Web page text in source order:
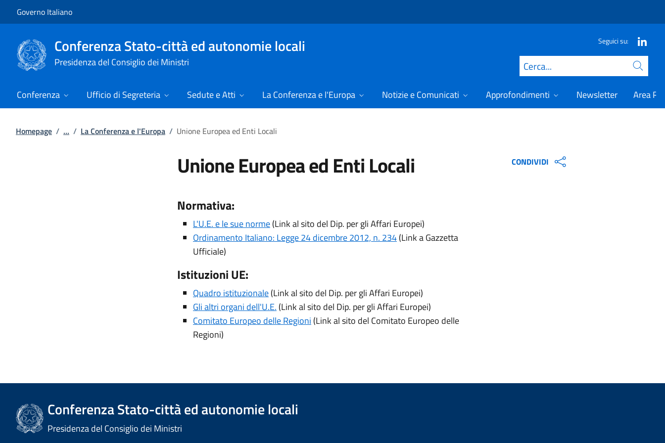
Governo Italiano
Conferenza Stato-città ed autonomie locali
Presidenza del Consiglio dei Ministri
Seguici su:
Cerca
Conferenza Ufficio di Segreteria Sedute e Atti La Conferenza e l'Europa Notizie e Comunicati Approfondimenti Newsletter Area
Homepage / ... / La Conferenza e l'Europa / Unione Europea ed Enti Locali
Unione Europea ed Enti Locali
Normativa:
L'U.E. e le sue norme(Link al sito del Dip. per gli Affari Europei)
Ordinamento Italiano: Legge 24 dicembre 2012, n. 234(Link a Gazzetta
Ufficiale)
Istituzioni UE:
Quadro istituzionale(Link al sito del Dip. per gli Affari Europei)
Gli altri organi dell'U.E. (Link al sito del Dip. per gli Affari Europei)
Comitato Europeo delle Regioni (Link al sito del Comitato Europeo delle
Regioni)
CONDIVIDI
Conferenza Stato-città ed autonomie locali
Presidenza del Consiglio dei Ministri